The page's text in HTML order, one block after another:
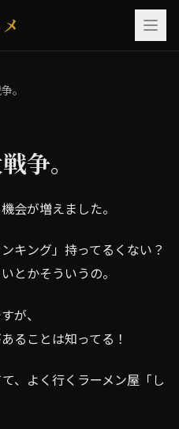
。
争。
会が増えました。
キング」持ってるくない？
とかそういうの。
が、
ることは知ってる！
、よく行くラーメン屋「し